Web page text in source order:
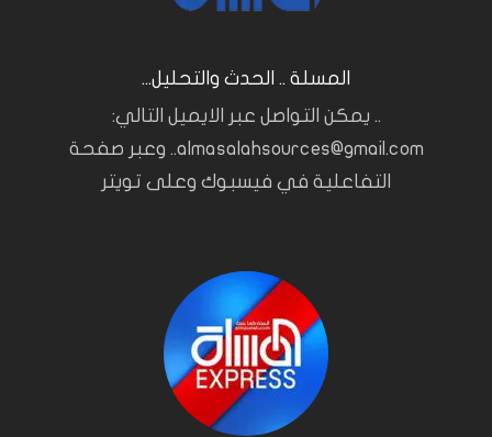
المسلة .. الحدث والتحليل...
.. يمكن التواصل عبر الايميل التالي:
almasalahsources@gmail.com.. وعبر صفحة
التفاعلية في فيسبوك وعلى تويتر